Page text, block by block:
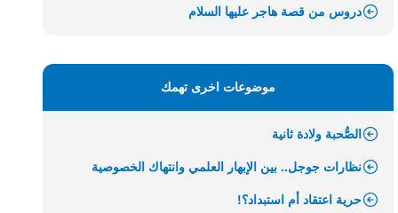
دروس من قصة هاجر عليها السلام
موضوعات اخرى تهمك
الصُّحبة ولادة ثانية
نظارات جوجل.. بين الإبهار العلمي وانتهاك الخصوصية
حرية اعتقاد أم استبداد؟!